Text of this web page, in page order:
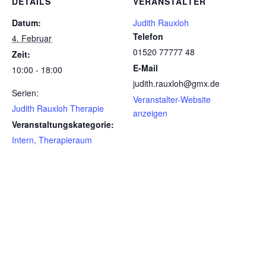
Datum:
4. Februar
Zeit:
10:00 - 18:00
Serien:
Judith Rauxloh Therapie
Veranstaltungskategorie:
Intern, Therapieraum
Judith Rauxloh
Telefon
01520 77777 48
E-Mail
judith.rauxloh@gmx.de
Veranstalter-Website
anzeigen